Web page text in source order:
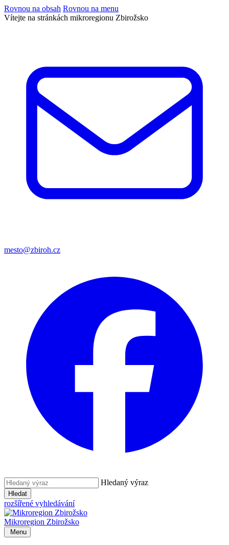
Rovnou na obsah Rovnou na menu
Vítejte na stránkách mikroregionu Zbirožsko
mesto@zbiroh.cz
Hledaný výraz
Hledat
rozšířené vyhledávání
Mikroregion Zbirožsko
Menu